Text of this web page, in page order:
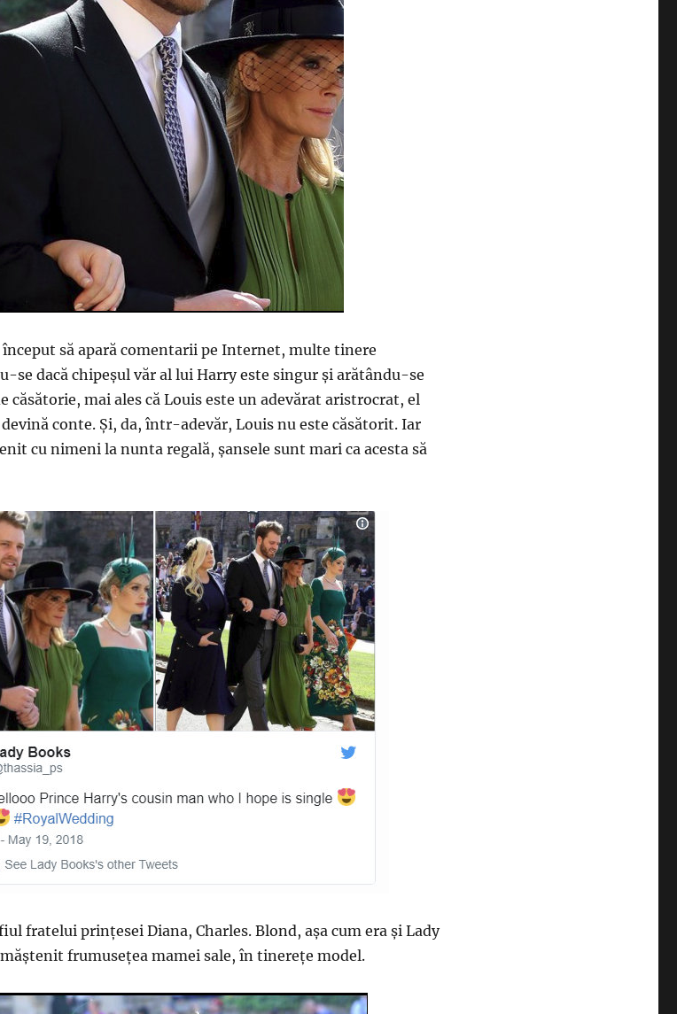
să apară comentarii pe Internet, multe tinere
se dacă chipeșul văr al lui Harry este singur și arătându-se
căsătorie, mai ales că Louis este un adevărat aristrocrat, el
conte. Și, da, într-adevăr, Louis nu este căsătorit. Iar
cu nimeni la nunta regală, șansele sunt mari ca acesta să
fratelui prințesei Diana, Charles. Blond, așa cum era și Lady
frumusețea mamei sale, în tinerețe model.